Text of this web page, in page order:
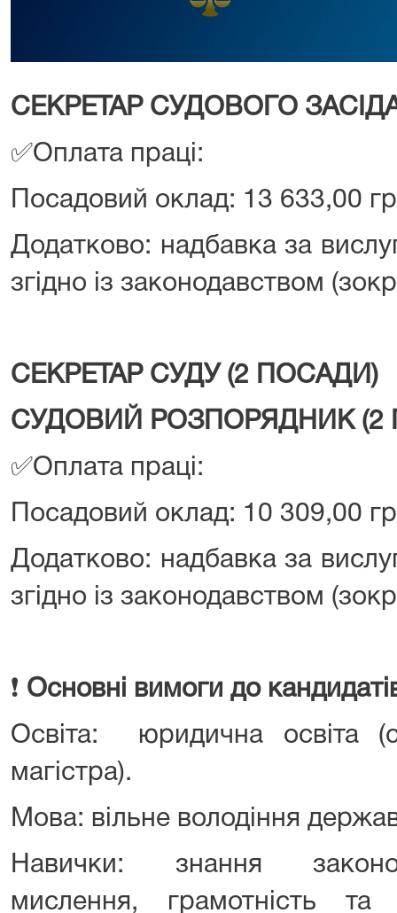
СЕКРЕТАР СУДОВОГО
✅Оплата праці:
Посадовий оклад: 13 633,00
Додатково: надбавка за
згідно із законодавством
СЕКРЕТАР СУДУ (2 ПОСАДИ)
СУДОВИЙ РОЗПОРЯДНИК (2
✅Оплата праці:
Посадовий оклад: 10 309,00
Додатково: надбавка за
згідно із законодавством
❗ Основні вимоги до
Освіта: юридична освіта
магістра).
Мова: вільне володіння
Навички: знання
мислення, грамотність